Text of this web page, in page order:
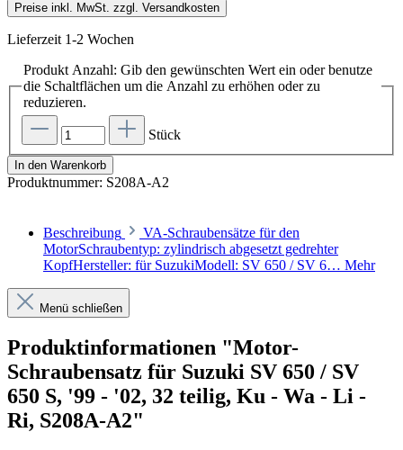
Preise inkl. MwSt. zzgl. Versandkosten
Lieferzeit 1-2 Wochen
Produkt Anzahl: Gib den gewünschten Wert ein oder benutze
die Schaltflächen um die Anzahl zu erhöhen oder zu
reduzieren.
Stück
In den Warenkorb
Produktnummer: S208A-A2
Beschreibung
VA-Schraubensätze für den
MotorSchraubentyp: zylindrisch abgesetzt gedrehter
KopfHersteller: für SuzukiModell: SV 650 / SV 6… Mehr
Menü schließen
Produktinformationen "Motor-
Schraubensatz für Suzuki SV 650 / SV
650 S, '99 - '02, 32 teilig, Ku - Wa - Li -
Ri, S208A-A2"